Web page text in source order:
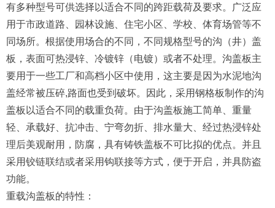
有多种型号可供选择以适合不同的跨距载荷及要求。广泛应
用于市政道路、园林设施、住宅小区、学校、体育场管等不
同场所。根据使用场合的不同，不同规格型号的沟（井）盖
板，表面可热浸锌、冷镀锌（电镀）或者不处理。沟盖板主
要用于一些工厂和高档小区中使用，这主要是因为水泥地沟
盖经常被压碎,路面也受到破坏。因此，采用钢格板制作的沟
盖板以适合不同的载重负荷。由于沟盖板施工简单、重量
轻、承载好、抗冲击、宁弯勿折、排水量大、经过热浸锌处
理后美观耐用，防腐，具有铸铁盖板不可比拟的优点。并且
采用铰链联结或者采用钩联接等方式，便于开启，并具防盗
功能。
重载沟盖板的特性：